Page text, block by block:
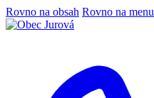
Rovno na obsah Rovno na menu